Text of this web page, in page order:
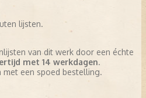
lijsten.
van dit werk door een échte
met 14 werkdagen.
met een spoed bestelling.